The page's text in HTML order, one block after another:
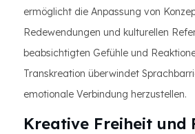
ermöglicht die Anpassung von
Redewendungen und kulturellen
beabsichtigten Gefühle und
Transkreation überwindet
emotionale Verbindung herzustellen.
Kreative Freiheit und